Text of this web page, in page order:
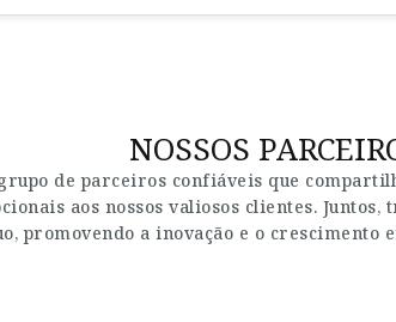
NOSSOS
de parceiros confiáveis que
aos nossos valiosos clientes. Juntos,
promovendo a inovação e o crescimento